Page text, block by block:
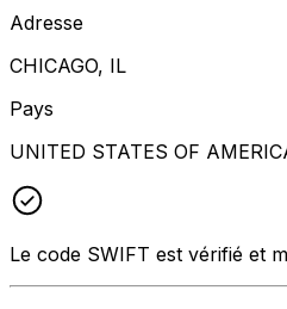
Adresse
CHICAGO, IL
Pays
UNITED STATES OF
Le code SWIFT est vérifié et